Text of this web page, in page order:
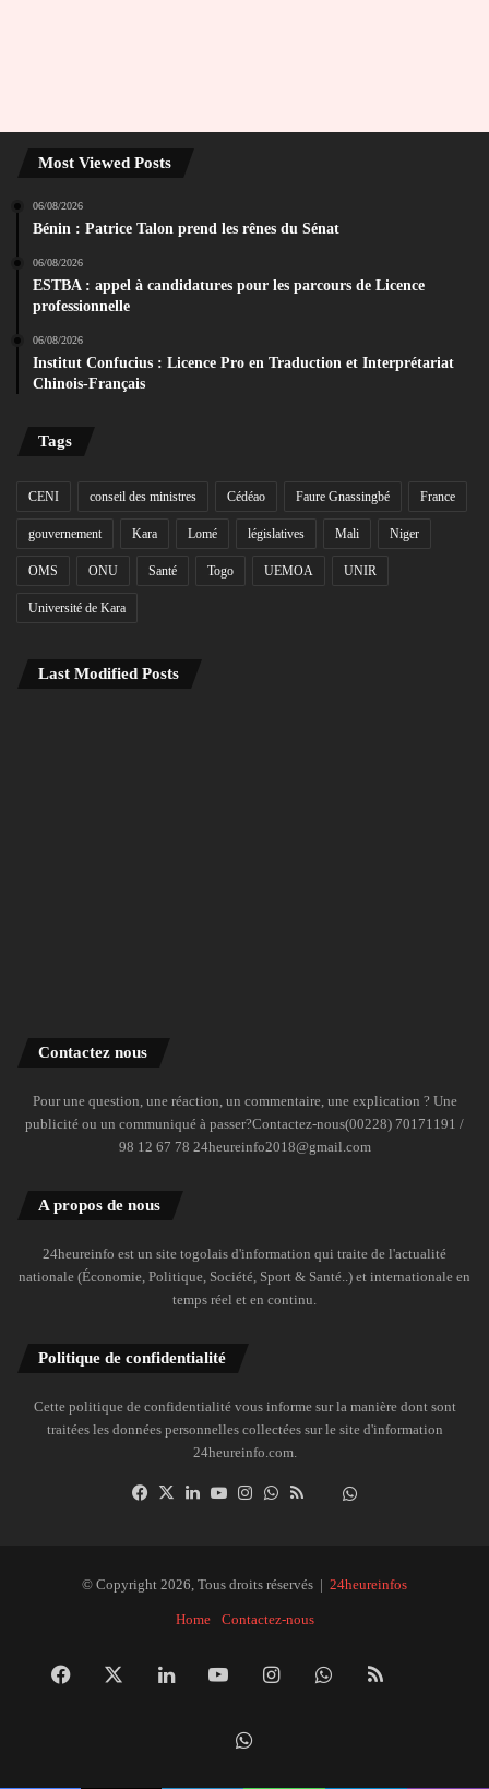
Most Viewed Posts
06/08/2026
Bénin : Patrice Talon prend les rênes du Sénat
06/08/2026
ESTBA : appel à candidatures pour les parcours de Licence
professionnelle
06/08/2026
Institut Confucius : Licence Pro en Traduction et Interprétariat
Chinois-Français
Tags
CENI conseil des ministres Cédéao Faure Gnassingbé France
gouvernement Kara Lomé législatives Mali Niger
OMS ONU Santé Togo UEMOA UNIR
Université de Kara
Last Modified Posts
Contactez nous
Pour une question, une réaction, un commentaire, une explication ? Une
publicité ou un communiqué à passer?Contactez-nous(00228) 70171191 /
98 12 67 78 24heureinfo2018@gmail.com
A propos de nous
24heureinfo est un site togolais d'information qui traite de l'actualité
nationale (Économie, Politique, Société, Sport & Santé..) et internationale en
temps réel et en continu.
Politique de confidentialité
Cette politique de confidentialité vous informe sur la manière dont sont
traitées les données personnelles collectées sur le site d'information
24heureinfo.com.
Facebook
X LinkedinYouTubeInstagramWhatsAppDailymotion
© Copyright 2026, Tous droits réservés | 24heureinfos
Home Contactez-nous
Facebook LinkedinYouTubeInstagramWhatsApp
RSS